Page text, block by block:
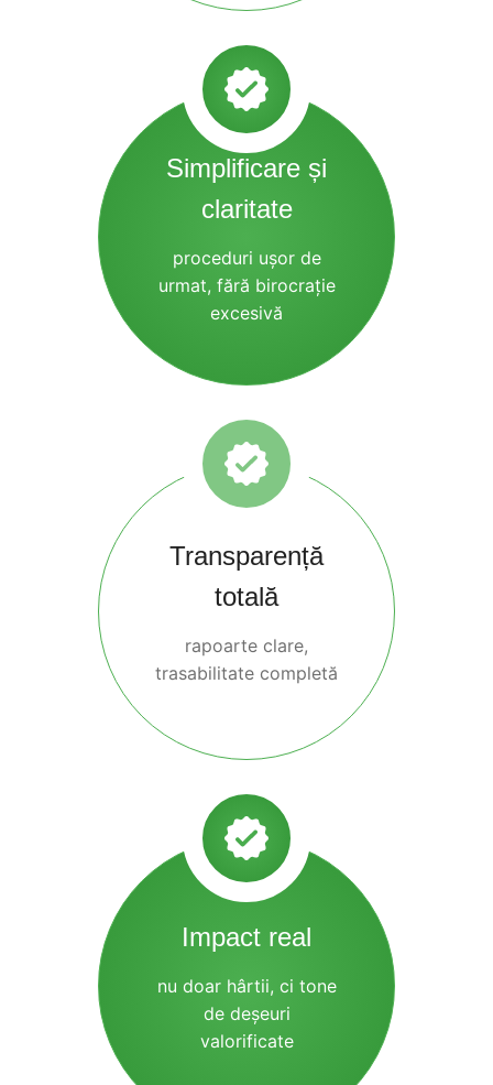
Simplificare și
claritate
proceduri ușor de
urmat, fără birocrație
excesivă
Transparență
totală
rapoarte clare,
trasabilitate completă
Impact real
nu doar hârtii, ci tone
de deșeuri
valorificate